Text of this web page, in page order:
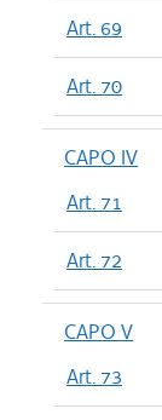
Art. 69
Art. 70
CAPO IV
Art. 71
Art. 72
CAPO V
Art. 73